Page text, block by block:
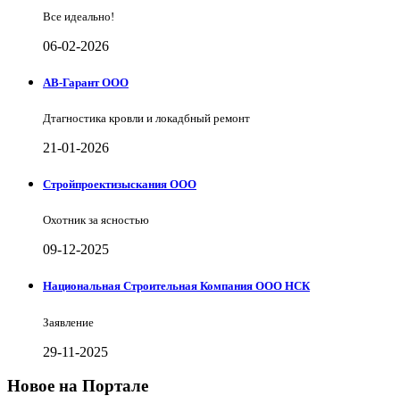
Все идеально!
06-02-2026
АВ-Гарант ООО
Дтагностика кровли и локадбный ремонт
21-01-2026
Стройпроектизыскания ООО
Охотник за ясностью
09-12-2025
Национальная Строительная Компания ООО НСК
Заявление
29-11-2025
Новое на Портале